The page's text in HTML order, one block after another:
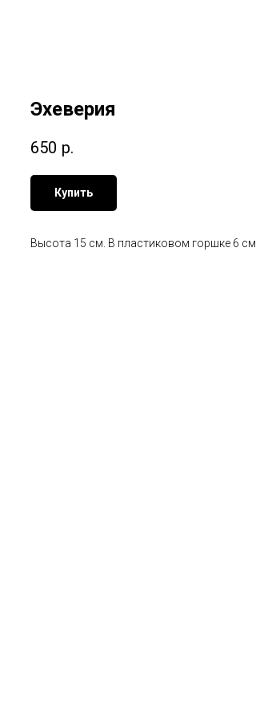
Эхеверия
650 р.
Купить
Высота 15 см. В пластиковом горшке 6 см.